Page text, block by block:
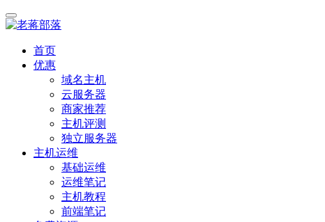
首页
优惠
域名主机
云服务器
商家推荐
主机评测
独立服务器
主机运维
基础运维
运维笔记
主机教程
前端笔记